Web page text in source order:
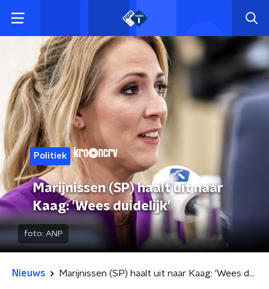
Politiek
Marijnissen (SP) haalt uit naar
Kaag: 'Wees duidelijk'
foto: ANP
Nieuws Marijnissen (SP) haalt uit naar Kaag: 'Wees duidelijk'